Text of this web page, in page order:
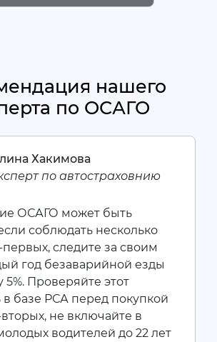
нашего
по ОСАГО
Хакимова
по автостраховнию
ОСАГО может быть
соблюдать несколько
следите за своим
год безаварийной езды
5%. Проверяйте этот
в базе РСА перед покупкой
не включайте в
водителей до 22 лет